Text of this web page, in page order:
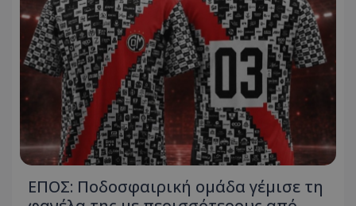
ΕΠΟΣ: Ποδοσφαιρική ομάδα γέμισε τη